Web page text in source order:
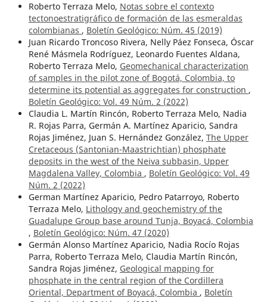
Roberto Terraza Melo, Notas sobre el contexto
tectonoestratigráfico de formación de las esmeraldas
colombianas , Boletín Geológico: Núm. 45 (2019)
Juan Ricardo Troncoso Rivera, Nelly Páez Fonseca, Óscar
René Másmela Rodríguez, Leonardo Fuentes Aldana,
Roberto Terraza Melo, Geomechanical characterization
of samples in the pilot zone of Bogotá, Colombia, to
determine its potential as aggregates for construction ,
Boletín Geológico: Vol. 49 Núm. 2 (2022)
Claudia L. Martín Rincón, Roberto Terraza Melo, Nadia
R. Rojas Parra, Germán A. Martínez Aparicio, Sandra
Rojas Jiménez, Juan S. Hernández González, The Upper
Cretaceous (Santonian-Maastrichtian) phosphate
deposits in the west of the Neiva subbasin, Upper
Magdalena Valley, Colombia , Boletín Geológico: Vol. 49
Núm. 2 (2022)
German Martínez Aparicio, Pedro Patarroyo, Roberto
Terraza Melo, Lithology and geochemistry of the
Guadalupe Group base around Tunja, Boyacá, Colombia
, Boletín Geológico: Núm. 47 (2020)
Germán Alonso Martínez Aparicio, Nadia Rocío Rojas
Parra, Roberto Terraza Melo, Claudia Martín Rincón,
Sandra Rojas Jiménez, Geological mapping for
phosphate in the central region of the Cordillera
Oriental, Department of Boyacá, Colombia , Boletín